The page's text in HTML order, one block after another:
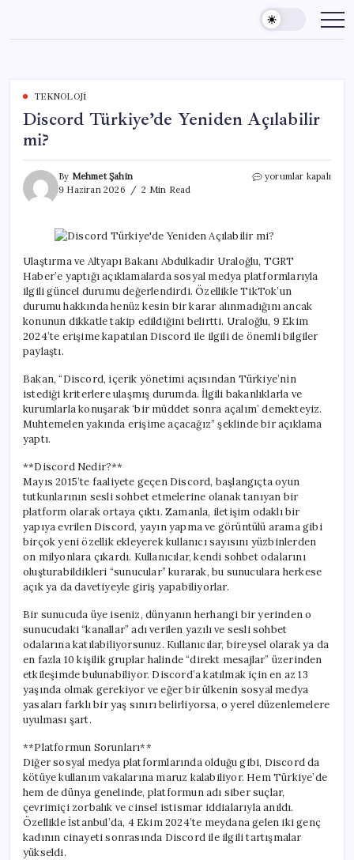
content
TEKNOLOJI
Discord Türkiye’de Yeniden Açılabilir
mi?
By Mehmet Şahin
9 Haziran 2026
2 Min Read
Discord
için
yorumlar kapalı
Ulaştırma ve Altyapı Bakanı Abdulkadir Uraloğlu, TGRT
Haber’e yaptığı açıklamalarda sosyal medya platformlarıyla
ilgili güncel durumu değerlendirdi. Özellikle TikTok’un
durumu hakkında henüz kesin bir karar alınmadığını ancak
konunun dikkatle takip edildiğini belirtti. Uraloğlu, 9 Ekim
2024’te erişime kapatılan Discord ile ilgili de önemli bilgiler
paylaştı.
Bakan, “Discord, içerik yönetimi açısından Türkiye’nin
istediği kriterlere ulaşmış durumda. İlgili bakanlıklarla ve
kurumlarla konuşarak ‘bir müddet sonra açalım’ demekteyiz.
Muhtemelen yakında erişime açacağız” şeklinde bir açıklama
yaptı.
**Discord Nedir?**
Mayıs 2015’te faaliyete geçen Discord, başlangıçta oyun
tutkunlarının sesli sohbet etmelerine olanak tanıyan bir
platform olarak ortaya çıktı. Zamanla, iletişim odaklı bir
yapıya evrilen Discord, yayın yapma ve görüntülü arama gibi
birçok yeni özellik ekleyerek kullanıcı sayısını yüzbinlerden
on milyonlara çıkardı. Kullanıcılar, kendi sohbet odalarını
oluşturabildikleri “sunucular” kurarak, bu sunuculara herkese
açık ya da davetiyeyle giriş yapabiliyorlar.
Bir sunucuda üye iseniz, dünyanın herhangi bir yerinden o
sunucudaki “kanallar” adı verilen yazılı ve sesli sohbet
odalarına katılabiliyorsunuz. Kullanıcılar, bireysel olarak ya da
en fazla 10 kişilik gruplar halinde “direkt mesajlar” üzerinden
etkileşimde bulunabiliyor. Discord’a katılmak için en az 13
yaşında olmak gerekiyor ve eğer bir ülkenin sosyal medya
yasaları farklı bir yaş sınırı belirliyorsa, o yerel düzenlemelere
uyulması şart.
**Platformun Sorunları**
Diğer sosyal medya platformlarında olduğu gibi, Discord da
kötüye kullanım vakalarına maruz kalabiliyor. Hem Türkiye’de
hem de dünya genelinde, platformun adı siber suçlar,
çevrimiçi zorbalık ve cinsel istismar iddialarıyla anıldı.
Özellikle İstanbul’da, 4 Ekim 2024’te meydana gelen iki genç
kadının cinayeti sonrasında Discord ile ilgili tartışmalar
yükseldi.